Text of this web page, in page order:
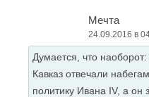
Мечта
24.09.2016 в
Думается, что
Кавказ отвечали
политику Ивана IV, а он